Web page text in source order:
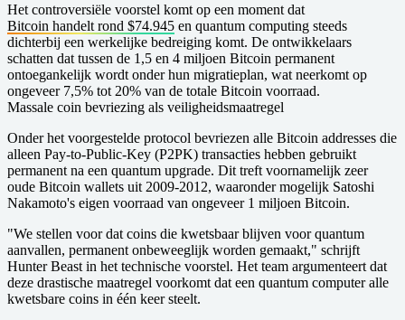
Het controversiële voorstel komt op een moment dat
Bitcoin handelt rond $74.945 en quantum computing steeds
dichterbij een werkelijke bedreiging komt. De ontwikkelaars
schatten dat tussen de 1,5 en 4 miljoen Bitcoin permanent
ontoegankelijk wordt onder hun migratieplan, wat neerkomt op
ongeveer 7,5% tot 20% van de totale Bitcoin voorraad.
Massale coin bevriezing als veiligheidsmaatregel
Onder het voorgestelde protocol bevriezen alle Bitcoin addresses die
alleen Pay-to-Public-Key (P2PK) transacties hebben gebruikt
permanent na een quantum upgrade. Dit treft voornamelijk zeer
oude Bitcoin wallets uit 2009-2012, waaronder mogelijk Satoshi
Nakamoto's eigen voorraad van ongeveer 1 miljoen Bitcoin.
"We stellen voor dat coins die kwetsbaar blijven voor quantum
aanvallen, permanent onbeweeglijk worden gemaakt," schrijft
Hunter Beast in het technische voorstel. Het team argumenteert dat
deze drastische maatregel voorkomt dat een quantum computer alle
kwetsbare coins in één keer steelt.